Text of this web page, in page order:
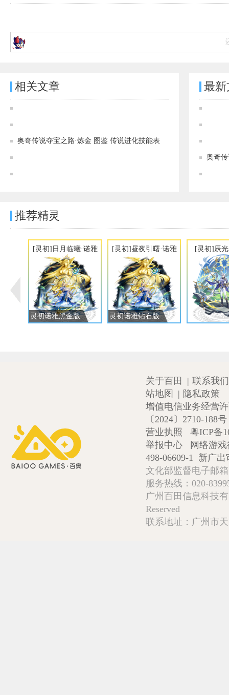
相关文章
奥奇传说夺宝之路·炼金 图鉴 传说进化技能表
最
奥奇
推荐精灵
[灵初]日月临曦·诺雅
灵初诺雅黑金版
[灵初]昼夜引曙·诺雅
灵初诺雅钻石版
[灵初]辰
关于百田 | 联系我们
站地图
| 隐私政策
增值电信业务经营
〔2024〕2710-188号
营业执照
粤ICP备
举报中心
网络游
498-06609-1 新广出
文化部监督电子邮
服务热线：020-
广州百田信息科技
Reserved
联系地址：广州市